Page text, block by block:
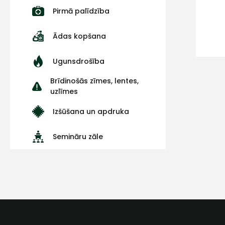
Pirmā palīdzība
Ādas kopšana
Ugunsdrošība
Brīdinošās zīmes, lentes,
uzlīmes
Izšūšana un apdruka
Semināru zāle